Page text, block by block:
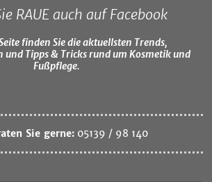
RAUE auch auf Facebook
finden Sie die aktuellsten Trends,
und Tipps & Tricks rund um Kosmetik und
Fußpflege.
Sie gerne: 05139 / 98 140